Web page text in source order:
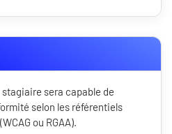
sera capable de
selon les référentiels
ou RGAA).